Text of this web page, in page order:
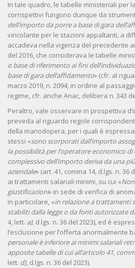
In tale quadro, le tabelle ministeriali per
corrispettivi fungono dunque da
dell’importo da porre a base di gara
vincolante per le stazioni appaltanti, a
accadeva nella vigenza del precedente
del 2016, che considerava le tabelle
o base di riferimento ai fini
base di gara dell’affidamento» (cfr. al
marzo 2019, n. 2094; in ordine al
regime, cfr. anche Anac, delibera n. 343
Peraltro, vale osservare in prospettiva
preveda al riguardo regole
della manodopera, per i quali è
stessi «sono scorporati dall’importo
la possibilità per l’operatore economico
complessivo dell’importo deriva da una
aziendale» (art. 41, comma 14, d.lgs. n.
ai trattamenti salariali minimi, su cui «
giustificazioni» in sede di verifica di
in particolare, «in relazione a trattamenti
stabiliti dalla legge o da fonti autorizzate
4, lett. a), d.lgs. n. 36 del 2023), ed è
l’esclusione per l’offerta anormalmente
personale è inferiore ai minimi salariali
apposite tabelle di cui all’articolo 41,
lett. d), d.lgs. n. 36 del 2023).